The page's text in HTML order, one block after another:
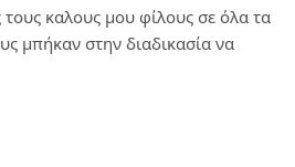
καλους μου φίλους σε όλα τα
μπήκαν στην διαδικασία να